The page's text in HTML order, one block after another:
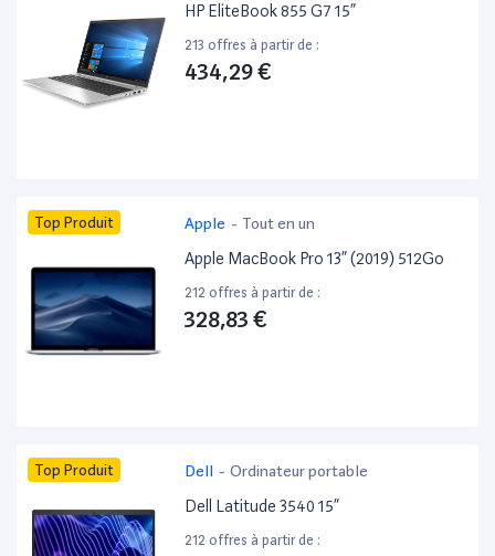
HP EliteBook 855 G7 15”
213 offres à partir de :
434,29 €
Top Produit Apple - Tout en un
Apple MacBook Pro 13” (2019) 512Go
212 offres à partir de :
328,83 €
Top Produit Dell - Ordinateur portable
Dell Latitude 3540 15”
212 offres à partir de :